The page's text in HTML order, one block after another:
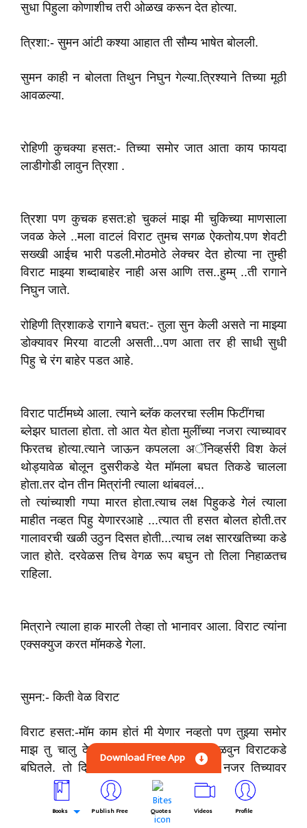
सुधा पिहुला कोणाशीच तरी ओळख करून देत होत्या.
त्रिशा:- सुमन आंटी कश्या आहात‌ ती सौम्य भाषेत बोलली.
सुमन काही न बोलता‌ तिथुन निघुन गेल्या.त्रिश्याने तिच्या मूठी
आवळल्या.
रोहिणी कुचक्या हसत:- तिच्या समोर जात आता काय फायदा
लाडीगोडी लावुन त्रिशा .
त्रिशा पण कुचक हसत:‌हो चुकलं माझ मी चुकिच्या माणसाला
जवळ‌ केले ..मला वाटलं विराट तुमच सगळ ऐकतोय.पण शेवटी
सख्खी आईच भारी पडली.मोठमोठे लेक्चर देत होत्या ना तुम्ही
विराट माझ्या शब्दाबाहेर नाही अस आणि तस..हुम्म् ..ती रागाने
निघुन जाते.
रोहिणी त्रिशाकडे रागाने बघत:- तुला सुन केली असते ना माझ्या
डोक्यावर मिरया वाटली असती...पण आता तर ही साधी सुधी
पिहु चे रंग बाहेर पडत आहे.
विराट पार्टीमध्ये आला. त्याने ब्लॅक कलरचा स्लीम फिटींगचा
ब्लेझर घातला होता. तो आत येत होता मुलींच्या नजरा त्याच्यावर
फिरतच होत्या.त्याने जाऊन कपलला अॅनिव्हर्सरी विश केलं
थोड्यावेळ बोलून दुसरीकडे येत मॉमला बघत तिकडे चालला
होता.तर दोन तीन मित्रांनी त्याला थांबवलं...
तो त्यांच्याशी गप्पा मारत होता.त्याच लक्ष पिहुकडे गेलं त्याला
माहीत नव्हत पिहु येणाररआहे ...त्यात ती हसत बोलत होती.तर
गालावरची खळी उठुन दिसत होती...त्याच लक्ष सा‌रखतिच्या कडे
जात होते. दरवेळस तिच वेगळ रूप बघुन तो तिला निहाळतच
राहिला.
मित्राने त्याला हाक मारली तेव्हा तो भानावर आला. व‌िराट त्यांना
एक्सक्युज करत मॉमकडे गेला.
सुमन:- किती वेळ विराट
विराट हसत:-मॉम‌ काम होतं मी येणार नव्हतो पण तुझ्या समोर
माझ तु चालु देणार आहे का.पिहु ने नजर वळवुन विराटकडे
बघितले. तो दिसतच होता भारी ...विराट ची नजर तिच्यावर
गेली.ती त्याला बघुन स्माईल देणार कि परत‌ तो‌ देत नाही तर मी
कश्याला देऊ अस मनात बोलुन ती आत्यांशी हसत बोलत बसली.
Download Free App
Books Publish Free Quotes Videos Profile